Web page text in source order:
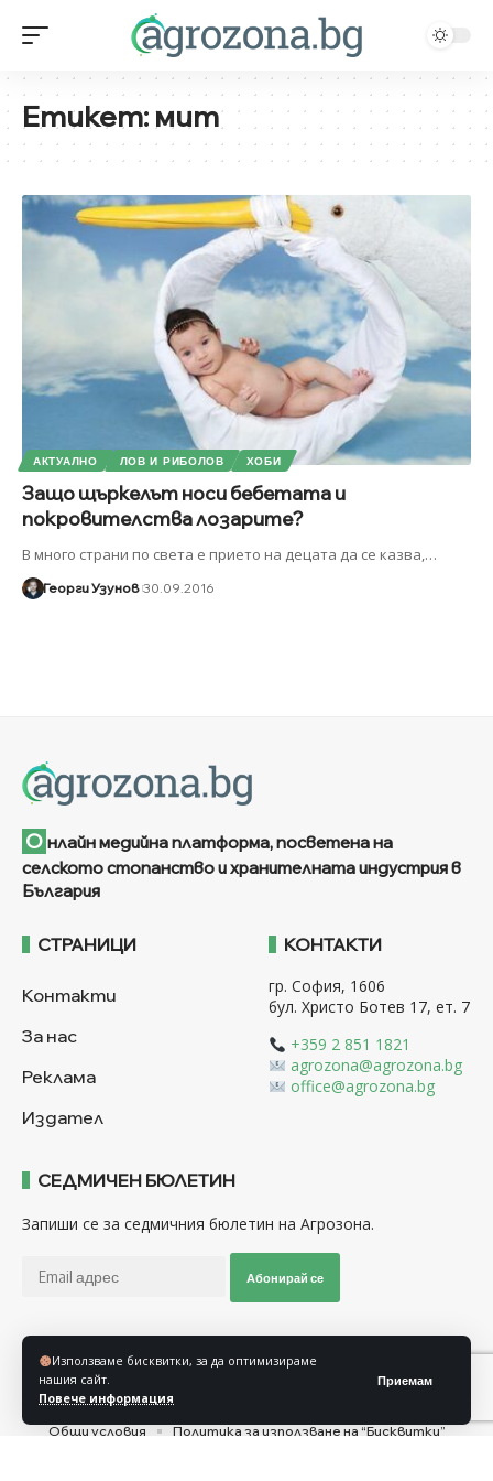
Използваме бисквитки, за да оптимизираме
нашия сайт.
Повече информация
Приемам
Етикет:мит
АКТУАЛНО ЛОВ И РИБОЛОВ ХОБИ
Защо щъркелът носи бебетата и
покровителства лозарите?
В много страни по света е прието на децата да се казва,…
Георги Узунов 30.09.2016
О нлайн медийна платформа, посветена на
селското стопанство и хранителната индустрия в
България
СТРАНИЦИ
Контакти
За нас
Реклама
Издател
КОНТАКТИ
гр. София, 1606
бул. Христо Ботев 17, ет. 7
+359 2 851 1821
agrozona@agrozona.bg
office@agrozona.bg
СЕДМИЧЕН БЮЛЕТИН
Запиши се за седмичния бюлетин на Агрозона.
Абонирай се
Последвайте ни
Общи условия
Политика за използване на “Бисквитки”